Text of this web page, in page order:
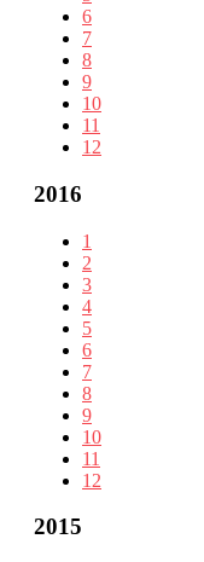
6
7
8
9
10
11
12
2016
1
2
3
4
5
6
7
8
9
10
11
12
2015